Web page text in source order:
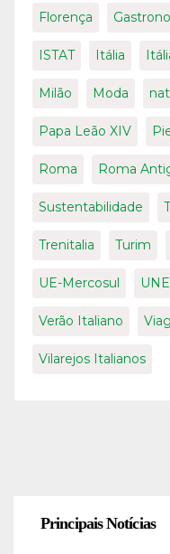
Florença
ISTAT Itália
Milão Moda
Papa Leão XIV
Roma Roma
Sustentabilidade
Trenitalia Turim
UE-Mercosul
Verão Italiano
Vilarejos Italianos
Principais Notícias